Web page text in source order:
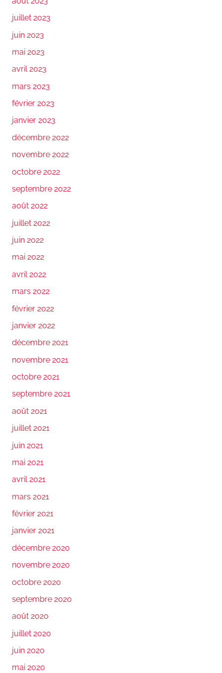
juillet 2023
juin 2023
mai 2023
avril 2023
mars 2023
février 2023
janvier 2023
décembre 2022
novembre 2022
octobre 2022
septembre 2022
août 2022
juillet 2022
juin 2022
mai 2022
avril 2022
mars 2022
février 2022
janvier 2022
décembre 2021
novembre 2021
octobre 2021
septembre 2021
août 2021
juillet 2021
juin 2021
mai 2021
avril 2021
mars 2021
février 2021
janvier 2021
décembre 2020
novembre 2020
octobre 2020
septembre 2020
août 2020
juillet 2020
juin 2020
mai 2020